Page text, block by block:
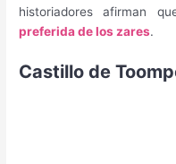
historiadores afirman
preferida de los zares.
Castillo de